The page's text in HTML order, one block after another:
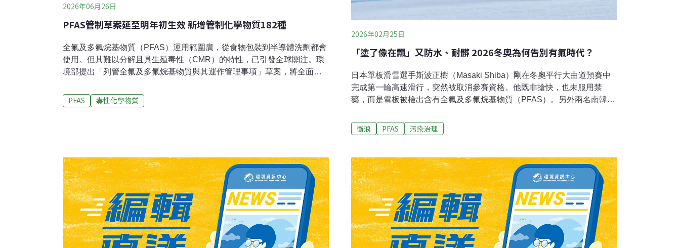
2026年06月26日
PFAS管制草案延至明年初生效 新增管制化學物質182種
全氟及多氟烷基物質（PFAS）運用範圍廣，從食物包裝到半導體洗劑都會
使用。但其難以分解且具生殖毒性（CMR）的特性，已引發全球關注。環
境部提出「列管全氟及多氟烷基物質與其運作管理事項」草案，將全面擴
年初實施，現將延後至2027年初生效。民間團體監督施政聯盟呼籲，應加
速法制作業，儘早於今年下半年生效。考量冷媒替代與產業衝擊 73項物質
（2027）年1月實施，並安排兩年緩衝期，讓業者有取得核可、完成標示及
申報等配套文件的時間。化學物質管理署署長蔡孟裕表示，「去年6月已經
公告列管508種PFAS為毒性化學物質。這次草案研商會預計納
PFAS 毒性化學物質
2026年02月25日
「塗了像在飄」又防水、耐髒 2026冬奧為何告別有氟時代？
日本單板滑雪選手斯波正樹（Masaki Shiba）剛在冬奧平行大曲道預賽中
完成第一輪高速滑行，突然被取消參賽資格。他既非搶快，也未服用禁
藥，而是雪板被檢出含有全氟及多氟烷基物質（PFAS）。另外兩名南韓滑
雪水附著、降低阻力，讓雪板滑行更快速。然而，這類物質可能在環境中
殘留數百年，對人體與生態構成威脅。今年冬奧首度明令禁用，成為史上
衝浪 PFAS 污染治理